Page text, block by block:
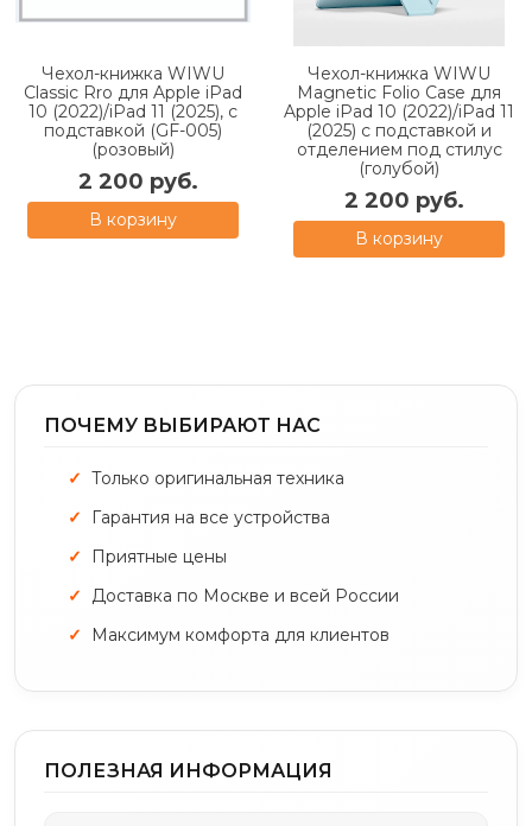
Чехол-книжка WIWU
Classic Rro для Apple iPad
10 (2022)/iPad 11 (2025), с
подставкой (GF-005)
(розовый)
2 200 руб.
В корзину
Чехол-книжка WIWU
Magnetic Folio Case для
Apple iPad 10 (2022)/iPad 11
(2025) с подставкой и
отделением под стилус
(голубой)
2 200 руб.
В корзину
ПОЧЕМУ ВЫБИРАЮТ НАС
Только оригинальная техника
Гарантия на все устройства
Приятные цены
Доставка по Москве и всей России
Максимум комфорта для клиентов
ПОЛЕЗНАЯ ИНФОРМАЦИЯ